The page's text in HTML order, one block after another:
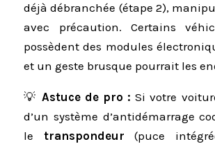
déjà débranchée (étape 2),
avec précaution. Certains
possèdent des modules
et un geste brusque pourrait les
💡 Astuce de pro : Si votre
d’un système d’antidémarrage
le transpondeur (puce